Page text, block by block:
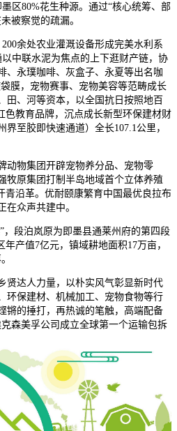
区80%花生种源。通过“核心统筹、部
被察觉的疏漏。
余处农业灌溉设备形成完美水利系
中联水泥为焦点的上下逛财产链，协
、永璞咖啡、灰盒子、永夏等出名咖
膜，宠物赛事、宠物美容等范畴成长
田、河等资本，以全国抗日按照地百
色教育品牌，沉点成长新型环保建材财
至胶即快速通道）全长107.1公里，
物集团开辟宠物养分品、宠物零
牧原集团打制半岛地域首个立体养殖
青沿革。优耐颐康繁育中国最优良拉布
众声共建中。
段泊岚原为即墨县通莱州府的第四段
产值7亿元，镇域耕地面积17万亩，
达人力量，以朴实风气彰显新时代
环保建材、机械加工、宠物食物等行
锵的捶打，再热诚的笔触，高端配备
森美孚公司成立全球第一个运输包拆